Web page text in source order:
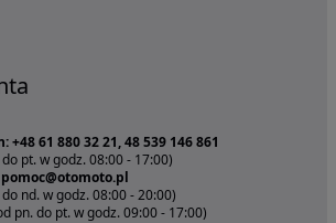
+48 61 880 32 21, 48 539 146 861
pt. w godz. 08:00 - 17:00)
nd. w godz. 08:00 - 20:00)
pn. do pt. w godz. 09:00 - 17:00)